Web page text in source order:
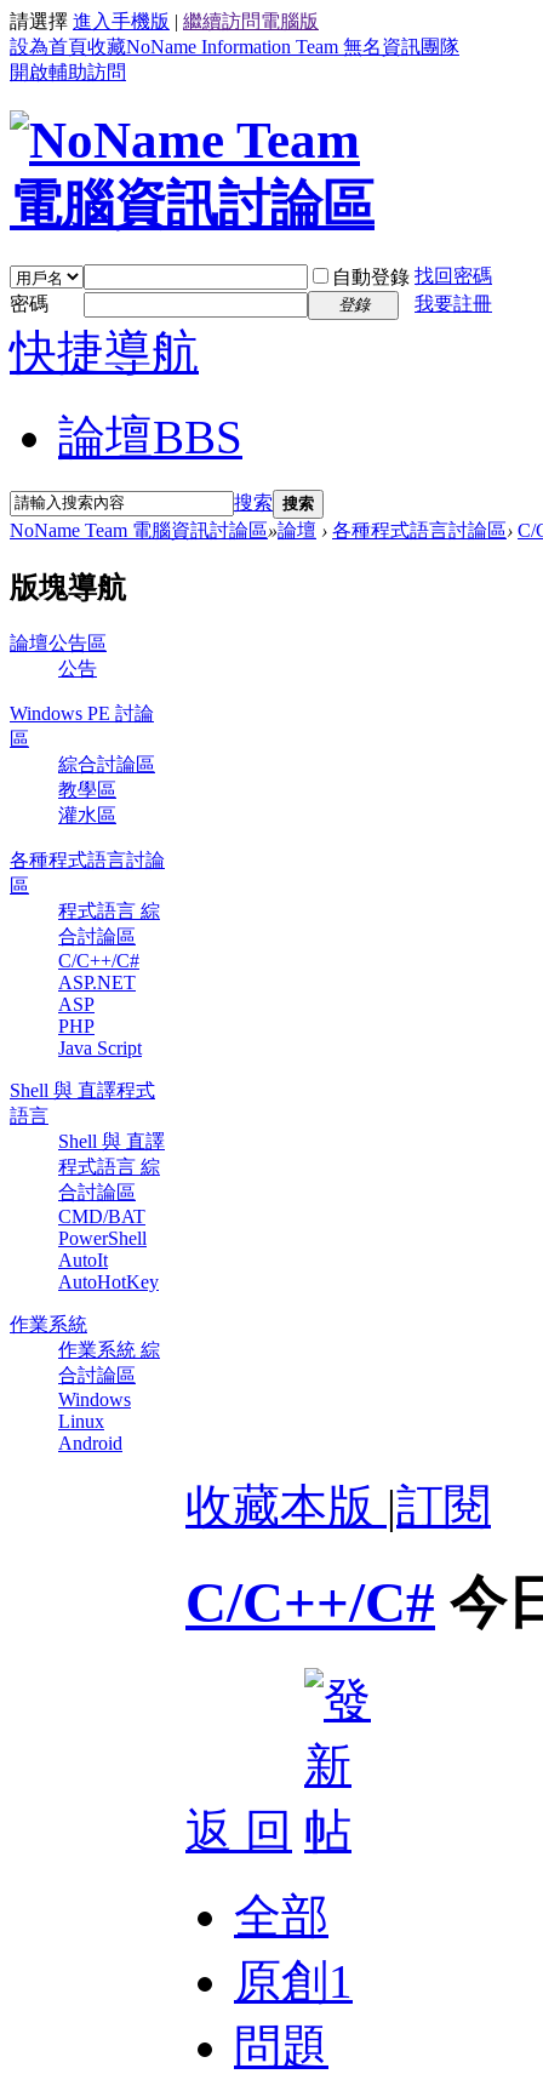
請選擇 進入手機版 | 繼續訪問電腦版
設為首頁收藏NoName Information Team 無名資訊團隊
開啟輔助訪問
自動登錄 找回密碼
密碼
登錄 我要註冊
快捷導航
論壇BBS
搜索 搜索
NoName Team 電腦資訊討論區»論壇 › 各種程式語言討論區› C/
版塊導航
論壇公告區
公告
Windows PE 討論
區
綜合討論區
教學區
灌水區
各種程式語言討論
區
程式語言 綜
合討論區
C/C++/C#
ASP.NET
ASP
PHP
Java Script
Shell 與 直譯程式
語言
Shell 與 直譯
程式語言 綜
合討論區
CMD/BAT
PowerShell
AutoIt
AutoHotKey
作業系統
作業系統 綜
合討論區
Windows
Linux
Android
收藏本版 |訂閱
C/C++/C# 今
返 回
全部
原創1
問題